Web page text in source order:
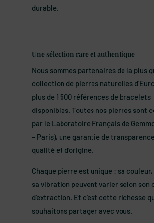
durable.
Une sélection rare et authentique
Nous sommes partenaires de la plus
collection de pierres naturelles
plus de 1 500 références de bracelets
disponibles. Toutes nos pierres sont
par le Laboratoire Français de
– Paris), une garantie de
qualité et d’origine.
Chaque pierre est unique : sa
sa vibration peuvent varier selon son
d’extraction. Et c’est cette richesse
souhaitons partager avec vous.